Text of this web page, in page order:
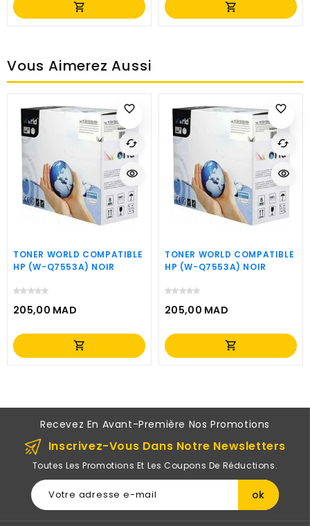
shopping_cart shopping_cart
Vous Aimerez Aussi
favorite_border
TONER WORLD COMPATIBLE
HP (W-Q7553A) NOIR
205,00 MAD
Prix
shopping_cart
cached
visibility
favorite_border
TONER WORLD COMPATIBLE
HP (W-Q7553A) NOIR
205,00 MAD
Prix
shopping_cart
cached
visibility
Recevez En Avant-Première Nos Promotions
Inscrivez-Vous Dans Notre Newsletters
Toutes Les Promotions Et Les Coupons De Réductions.